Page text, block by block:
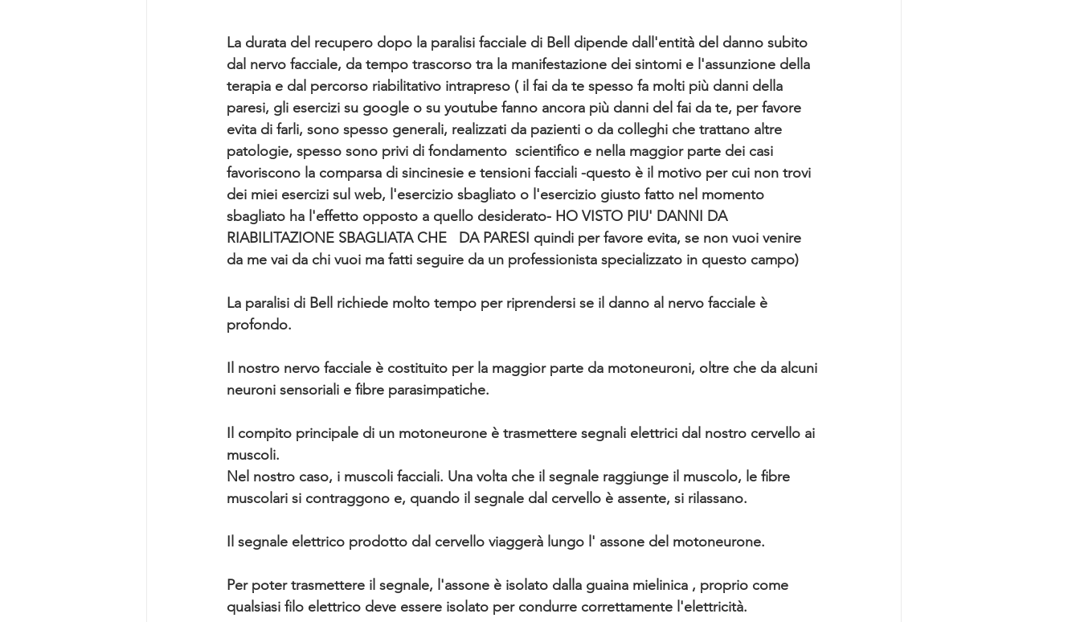
La durata del recupero dopo la paralisi facciale di Bell dipende dall'entità del danno subito
dal nervo facciale, da tempo trascorso tra la manifestazione dei sintomi e l'assunzione della
terapia e dal percorso riabilitativo intrapreso ( il fai da te spesso fa molti più danni della
paresi, gli esercizi su google o su youtube fanno ancora più danni del fai da te, per favore
evita di farli, sono spesso generali, realizzati da pazienti o da colleghi che trattano altre
patologie, spesso sono privi di fondamento  scientifico e nella maggior parte dei casi
favoriscono la comparsa di sincinesie e tensioni facciali -questo è il motivo per cui non trovi
dei miei esercizi sul web, l'esercizio sbagliato o l'esercizio giusto fatto nel momento
sbagliato ha l'effetto opposto a quello desiderato- HO VISTO PIU' DANNI DA
RIABILITAZIONE SBAGLIATA CHE   DA PARESI quindi per favore evita, se non vuoi venire
da me vai da chi vuoi ma fatti seguire da un professionista specializzato in questo campo)
La paralisi di Bell richiede molto tempo per riprendersi se il danno al nervo facciale è
profondo.
Il nostro nervo facciale è costituito per la maggior parte da motoneuroni, oltre che da alcuni
neuroni sensoriali e fibre parasimpatiche.
Il compito principale di un motoneurone è trasmettere segnali elettrici dal nostro cervello ai
muscoli.
Nel nostro caso, i muscoli facciali. Una volta che il segnale raggiunge il muscolo, le fibre
muscolari si contraggono e, quando il segnale dal cervello è assente, si rilassano.
Il segnale elettrico prodotto dal cervello viaggerà lungo l' assone del motoneurone.
Per poter trasmettere il segnale, l'assone è isolato dalla guaina mielinica , proprio come
qualsiasi filo elettrico deve essere isolato per condurre correttamente l'elettricità.